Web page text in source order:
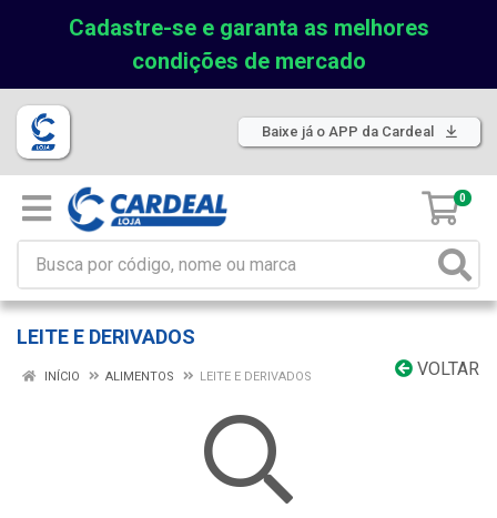
Cadastre-se e garanta as melhores
condições de mercado
Baixe já o APP da Cardeal
0
LEITE E DERIVADOS
VOLTAR
INÍCIO ALIMENTOS LEITE E DERIVADOS